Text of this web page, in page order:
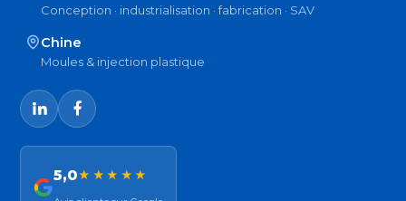
Conception · industrialisation · fabrication · SAV
Chine
Moules & injection plastique
5,0★★★★★